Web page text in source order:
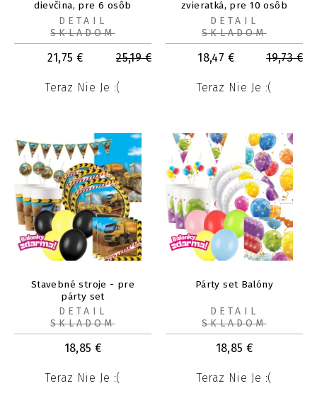
dievčina, pre 6 osôb
21,75 € 25,19€
Teraz Nie Je :(
DETAIL
SKLADOM
zvieratká, pre 10 osôb
18,47 € 19,73€
Teraz Nie Je :(
DETAIL
SKLADOM
Stavebné stroje - pre
párty set
18,85 €
Teraz Nie Je :(
DETAIL
SKLADOM
Párty set Balóny
18,85 €
Teraz Nie Je :(
DETAIL
SKLADOM